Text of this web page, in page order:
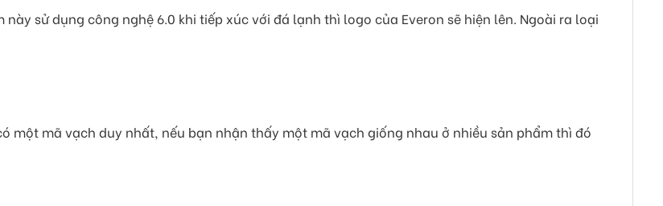
sử dụng công nghệ 6.0 khi tiếp xúc với đá lạnh thì logo của Everon sẽ hiện lên. Ngoài ra loại
một mã vạch duy nhất, nếu bạn nhận thấy một mã vạch giống nhau ở nhiều sản phẩm thì đó